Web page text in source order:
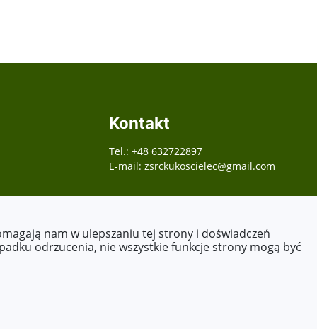
Kontakt
Tel.: +48 632722897
E-mail:zsrckukoscielec@gmail.com
nam w ulepszaniu tej strony i doświadczeń
odrzucenia, nie wszystkie funkcje strony mogą być